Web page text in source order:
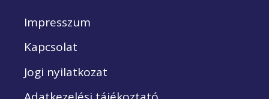
Impresszum
Kapcsolat
Jogi nyilatkozat